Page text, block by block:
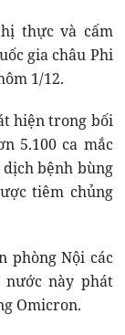
thực và cấm
gia châu Phi
1/12.
hiện trong bối
5.100 ca mắc
bệnh bùng
tiêm chủng
phòng Nội các
nước này phát
Omicron.